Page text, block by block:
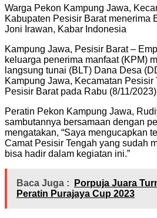
Warga Pekon Kampung Jawa,
Kabupaten Pesisir Barat menerima
Joni Irawan, Kabar Indonesia
Kampung Jawa, Pesisir Barat –
keluarga penerima manfaat (KPM)
langsung tunai (BLT) Dana Desa
Kampung Jawa, Kecamatan Pesisir
Pesisir Barat pada Rabu (8/11/
Peratin Pekon Kampung Jawa,
sambutannya bersamaan dengan
mengatakan, “Saya mengucapkan
Camat Pesisir Tengah yang sudah
bisa hadir dalam kegiatan ini.”
Baca Juga :
Porpuja Juara
Peratin Purajaya Cup 2023